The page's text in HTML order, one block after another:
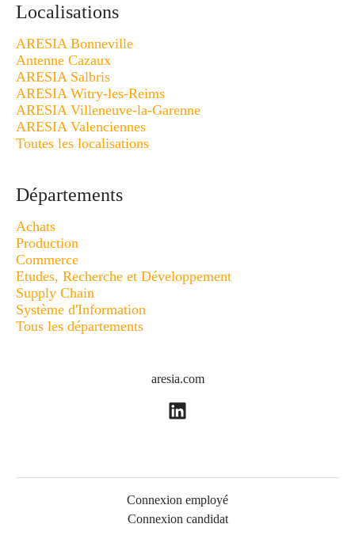
Localisations
ARESIA Bonneville
Antenne Cazaux
ARESIA Salbris
ARESIA Witry-les-Reims
ARESIA Villeneuve-la-Garenne
ARESIA Valenciennes
Toutes les localisations
Départements
Achats
Production
Commerce
Etudes, Recherche et Développement
Supply Chain
Système d'Information
Tous les départements
aresia.com
Connexion employé
Connexion candidat